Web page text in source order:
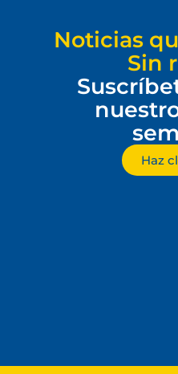
Noticias
Sin
Haz